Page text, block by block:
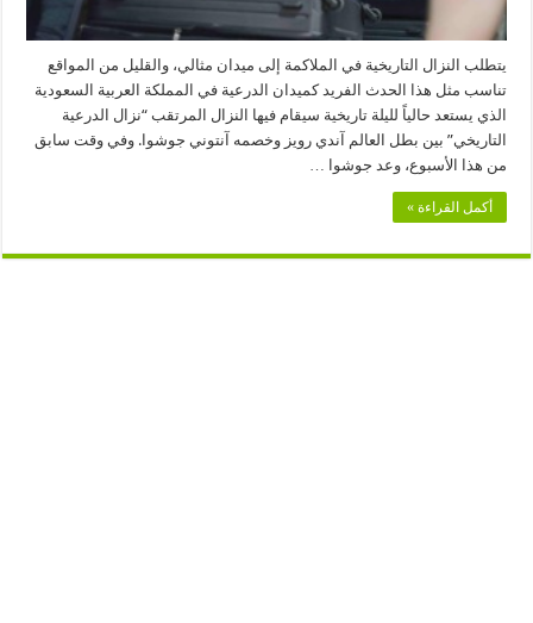
يتطلب النزال التاريخية في الملاكمة إلى ميدان مثالي، والقليل من المواقع
تناسب مثل هذا الحدث الفريد كميدان الدرعية في المملكة العربية السعودية
الذي يستعد حالياً لليلة تاريخية سيقام فيها النزال المرتقب “نزال الدرعية
التاريخي” بين بطل العالم آندي رويز وخصمه آنتوني جوشوا. وفي وقت سابق
من هذا الأسبوع، وعد جوشوا …
أكمل القراءة »